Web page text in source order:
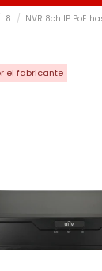
8
NVR 8ch IP PoE
el fabricante